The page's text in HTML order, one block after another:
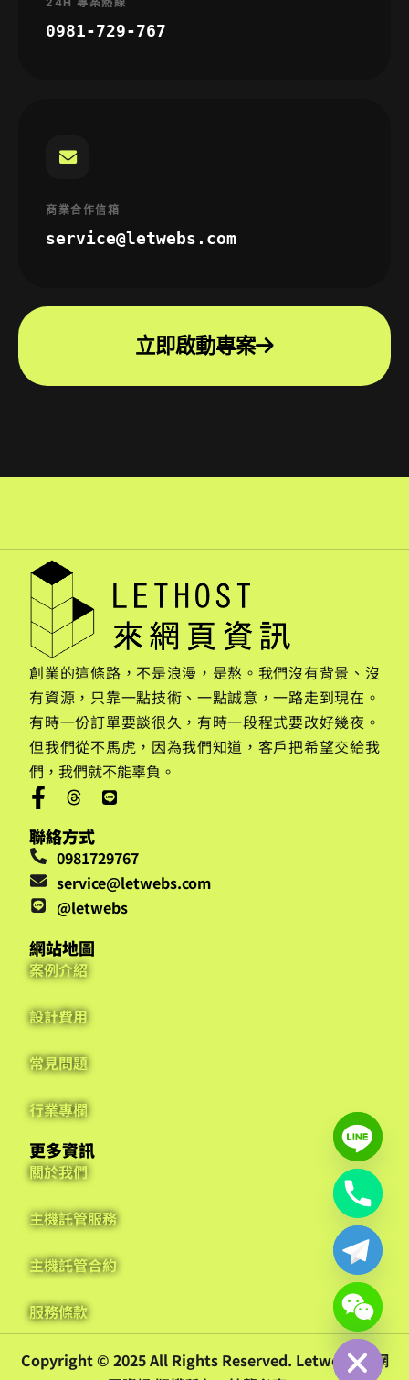
0981-729-767
商業合作信箱
service@letwebs.com
立即啟動專案
創業的這條路，不是浪漫，是熬。我們沒有背景、沒
有資源，只靠一點技術、一點誠意，一路走到現在。
有時一份訂單要談很久，有時一段程式要改好幾夜。
但我們從不馬虎，因為我們知道，客戶把希望交給我
們，我們就不能辜負。
聯絡方式
0981729767
service@letwebs.com
@letwebs
網站地圖
案例介紹
設計費用
常見問題
行業專欄
更多資訊
關於我們
主機託管服務
主機託管合約
服務條款
Copyright © 2025 All Rights Reserved. Letwebs 來網
Hide chaty